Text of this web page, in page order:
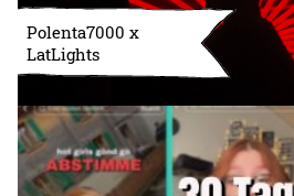
Polenta7000 x
LatLights